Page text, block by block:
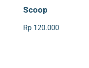
Scoop
Rp 120.000